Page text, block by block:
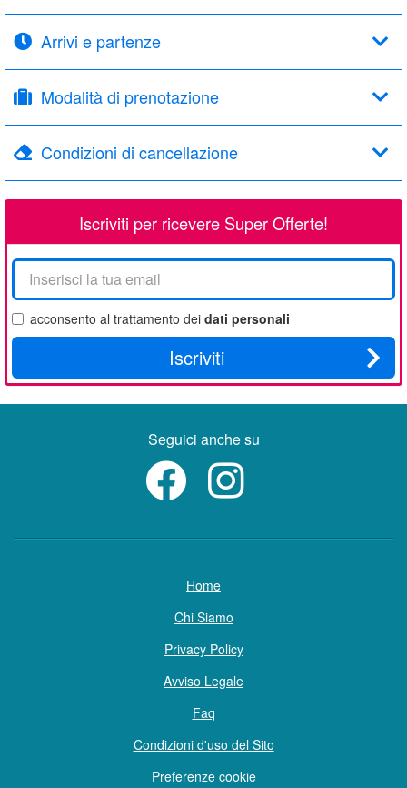
Arrivi e partenze
Modalità di prenotazione
Condizioni di cancellazione
Iscriviti per ricevere Super Offerte!
La
tua
email
acconsento al trattamento dei dati personali
Iscriviti
Seguici anche su
Home
Chi Siamo
Privacy Policy
Avviso Legale
Faq
Condizioni d'uso del Sito
Preferenze cookie